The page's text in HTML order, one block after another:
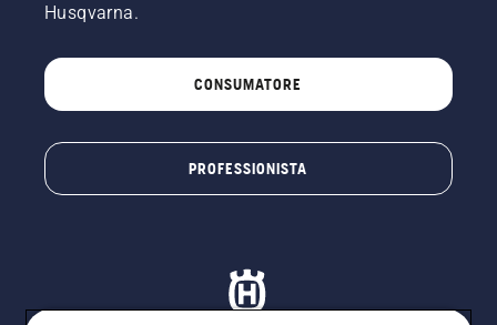
Husqvarna.
CONSUMATORE
PROFESSIONISTA